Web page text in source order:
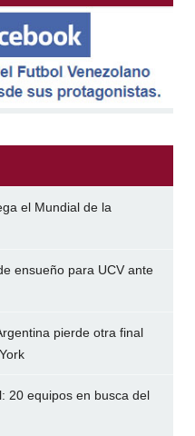
el Mundial de la
ensueño para UCV ante
pierde otra final
20 equipos en busca del